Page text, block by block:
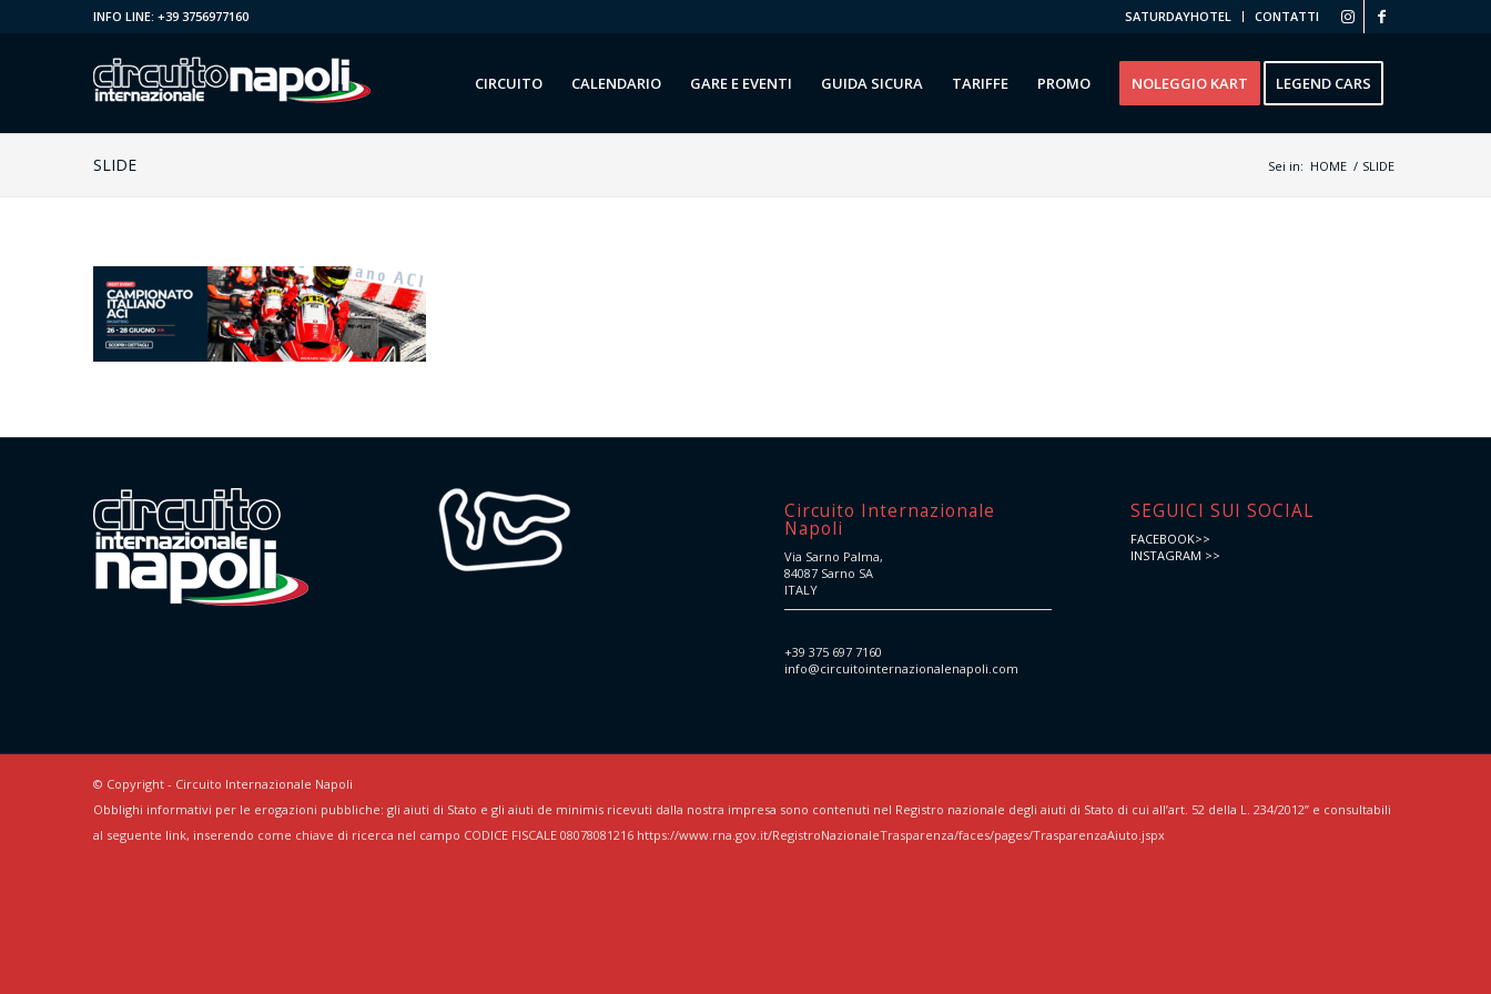
SATURDAYHOTEL CONTATTI
INFO LINE: +39 3756977160
CIRCUITO CALENDARIO GARE E EVENTI GUIDA SICURA TARIFFE PROMO NOLEGGIO KART LEGEND CARS
SLIDE Sei in: HOME / SLIDE
Circuito Internazionale
Napoli
Via Sarno Palma,
84087 Sarno SA
ITALY
+39 375 697 7160
info@circuitointernazionalenapoli.com
SEGUICI SUI SOCIAL
FACEBOOK>>
INSTAGRAM >>
© Copyright - Circuito Internazionale Napoli
Obblighi informativi per le erogazioni pubbliche: gli aiuti di Stato e gli aiuti de minimis ricevuti dalla nostra impresa sono contenuti nel Registro nazionale degli aiuti di Stato di cui all’art. 52 della L. 234/2012” e consultabili
al seguente link, inserendo come chiave di ricerca nel campo CODICE FISCALE 08078081216 https://www.rna.gov.it/RegistroNazionaleTrasparenza/faces/pages/TrasparenzaAiuto.jspx